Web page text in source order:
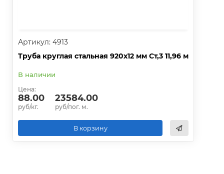
Артикул: 4913
Труба круглая стальная 920х12 мм Ст,3 11,96 м
В наличии
Цена:
88.00
руб/кг.
23584.00
руб/пог. м.
В корзину